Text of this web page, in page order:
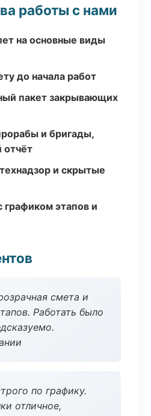
работы с нами
на основные виды
до начала работ
пакет закрывающих
и бригады,
и скрытые
графиком этапов и
смета и
Работать было
по графику.
отличное,